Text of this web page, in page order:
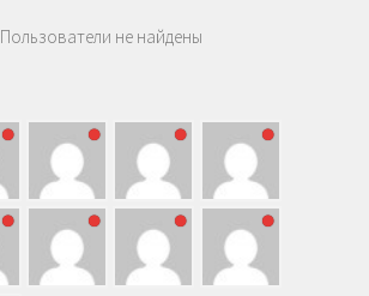
Пользователи не найдены